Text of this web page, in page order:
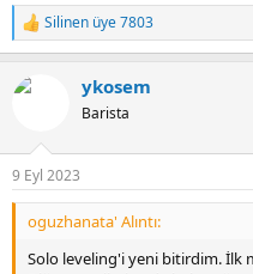
T
e
k
Silinen üye 7803
ykosem
Barista
9 Eyl 2023
oguzhanata' Alıntı:
Solo leveling'i yeni bitirdim. İlk